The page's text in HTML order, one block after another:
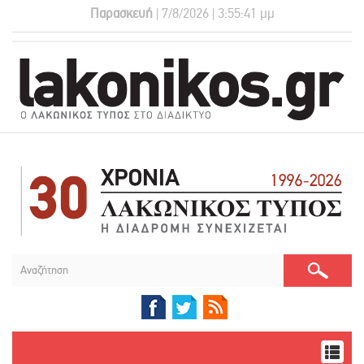
Παρασκευή | 7/8/2026 | 3:55:42 μμ